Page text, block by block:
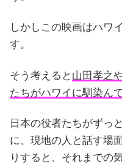
しかしこの映画はハワ
す。
そう考えると 山田孝之
たちがハワイに馴染ん
日本の役者たちがずっ
に、現地の人と話す場
りすると、それまでの